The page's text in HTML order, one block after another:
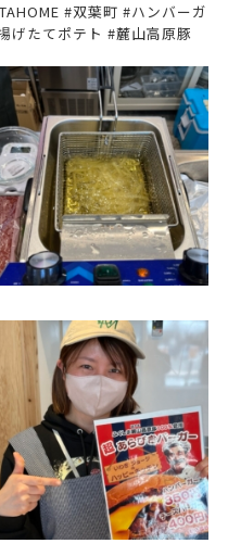
#双葉町 #ハンバーガ
げたてポテト #麓山高原豚